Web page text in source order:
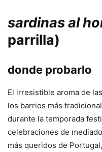
sardinas al
parrilla)
donde probarlo
El irresistible aroma de
los barrios más
durante la temporada
celebraciones de
más queridos de